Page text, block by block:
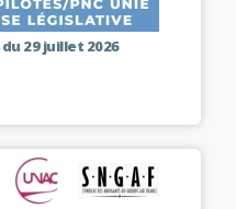
29 juillet 2026